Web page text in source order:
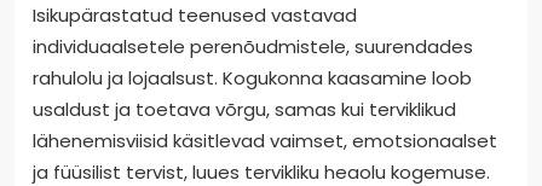
Isikupärastatud teenused vastavad
individuaalsetele perenõudmistele, suurendades
rahulolu ja lojaalsust. Kogukonna kaasamine loob
usaldust ja toetava võrgu, samas kui terviklikud
lähenemisviisid käsitlevad vaimset, emotsionaalset
ja füüsilist tervist, luues tervikliku heaolu kogemuse.